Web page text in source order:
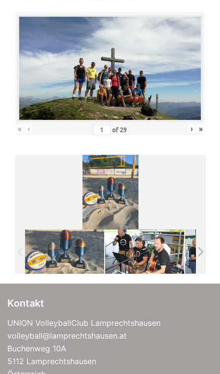
« ‹ of 29 › »
Kontakt
UNION VolleyballClub Lamprechtshausen
volleyball@lamprechtshausen.at
Buchenweg 10A
5112 Lamprechtshausen